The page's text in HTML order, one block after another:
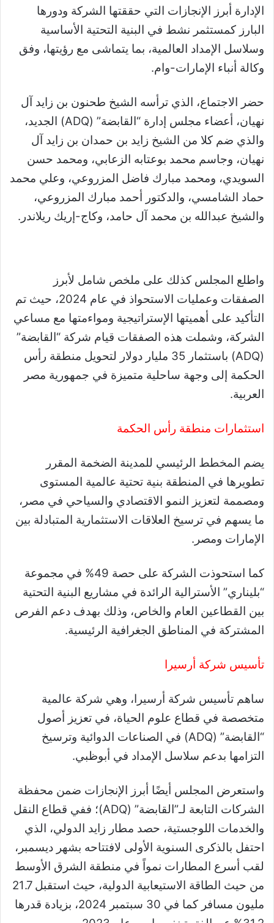
الإدارة أبرز الإنجازات التي حققتها الشركة ودورها
البارز كمستثمر نشط في البنية التحتية الأساسية
وسلاسل الإمداد العالمية، بما يتماشى مع رؤيتها، وفق
وكالة أنباء الإمارات-وام.
حضر الاجتماع، الذي ترأسه الشيخ طحنون بن زايد آل
نهيان، أعضاء مجلس إدارة “القابضة” (ADQ) الجديد،
والذي ضم كلا من الشيخ زايد بن حمدان بن زايد آل
نهيان، وجاسم محمد بوعتابه الزعابي، ومحمد حسن
السويدي، ومحمد مبارك فاضل المزروعي، وعلي محمد
حماد الشامسي، والدكتور أحمد مبارك المزروعي،
والشيخ عبدالله بن محمد آل حامد، وكاج-إريك ريلاندر.
واطلع المجلس كذلك على ملخص شامل لأبرز
الصفقات وعمليات الاستحواذ في عام 2024، حيث تم
التأكيد على أهميتها الإستراتيجية ومواءمتها مع مساعي
الشركة، وشملت هذه الصفقات قيام شركة “القابضة”
(ADQ) باستثمار 35 مليار دولار لتحويل منطقة رأس
الحكمة إلى وجهة ساحلية متميزة في جمهورية مصر
العربية.
استثمارات منطقة رأس الحكمة
يضم المخطط الرئيسي للمدينة الضخمة المقرر
تطويرها في المنطقة بنية تحتية عالمية المستوى
ومصممة لتعزيز النمو الاقتصادي والسياحي في مصر،
ما يسهم في ترسيخ العلاقات الاستثمارية المتبادلة بين
الإمارات ومصر.
كما استحوذت الشركة على حصة 49% في مجموعة
“بليناري” الأسترالية الرائدة في مشاريع البنية التحتية
بين القطاعين العام والخاص، وذلك بهدف دعم الفرص
المشتركة في المناطق الجغرافية الرئيسية.
تأسيس شركة أرسيرا
ساهم تأسيس شركة أرسيرا، وهي شركة عالمية
متخصصة في قطاع علوم الحياة، في تعزيز أصول
“القابضة” (ADQ) في الصناعات الدوائية وترسيخ
التزامها بدعم سلاسل الإمداد في أبوظبي.
واستعرض المجلس أيضًا أبرز الإنجازات ضمن محفظة
الشركات التابعة لـ”القابضة” (ADQ)؛ ففي قطاع النقل
والخدمات اللوجستية، حصد مطار زايد الدولي، الذي
احتفل بالذكرى السنوية الأولى لافتتاحه بشهر ديسمبر،
لقب أسرع المطارات نمواً في منطقة الشرق الأوسط
من حيث الطاقة الاستيعابية الدولية، حيث استقبل 21.7
مليون مسافر كما في 30 سبتمبر 2024، بزيادة قدرها